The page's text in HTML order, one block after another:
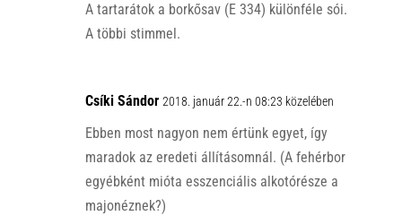
A tartarátok a borkősav (E 334) különféle sói.
A többi stimmel.
Csíki Sándor 2018. január 22.-n 08:23 közelében
Ebben most nagyon nem értünk egyet, így
maradok az eredeti állításomnál. (A fehérbor
egyébként mióta esszenciális alkotórésze a
majonéznek?)